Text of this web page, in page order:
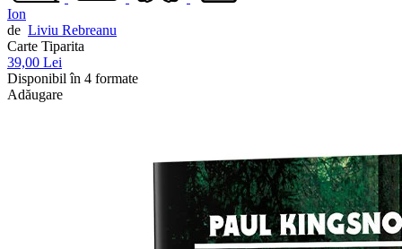
Ion
de Liviu Rebreanu
Carte Tiparita
39,00 Lei
Disponibil în 4 formate
Adăugare